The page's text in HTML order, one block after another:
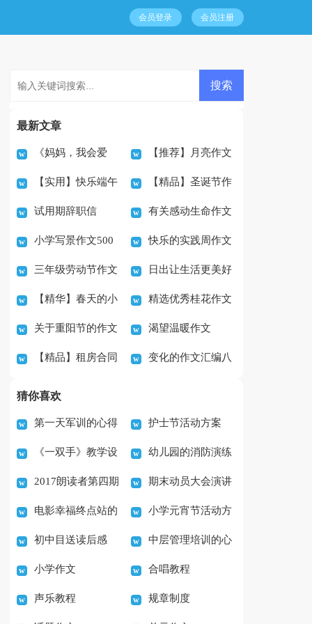
会员登录 会员注册
最新文章
《妈妈，我会爱
您》400字作文
【推荐】月亮作文
400字汇编10篇
【实用】快乐端午
节作文集合9篇
【精品】圣诞节作
文400字（精选32篇）
试用期辞职信 有关感动生命作文
600字汇编9篇
小学写景作文500
字
快乐的实践周作文
三年级劳动节作文
合集八篇
日出让生活更美好
作文
【精华】春天的小
学作文300字集合八篇
精选优秀桂花作文
300字五篇
关于重阳节的作文
合集6篇
渴望温暖作文
【精品】租房合同 变化的作文汇编八
猜你喜欢
第一天军训的心得
体会范文实用7篇
护士节活动方案
《一双手》教学设
计
幼儿园的消防演练
活动总结
2017朗读者第四期
观后感作文（3篇）
期末动员大会演讲
稿
电影幸福终点站的
观后感范文(5篇)
小学元宵节活动方
案
初中目送读后感
500字
中层管理培训的心
得体会范文（精选7
篇）
小学作文 合唱教程
声乐教程 规章制度